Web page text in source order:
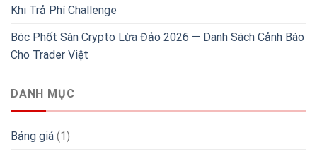
Khi Trả Phí Challenge
Bóc Phốt Sàn Crypto Lừa Đảo 2026 — Danh Sách Cảnh Báo
Cho Trader Việt
DANH MỤC
Bảng giá (1)